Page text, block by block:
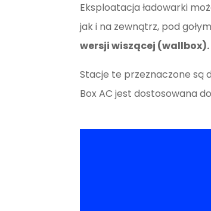
Eksploatacja ładowarki
jak i na zewnątrz, pod
wersji wiszącej (wallbox).
Stacje te przeznaczone są
Box AC jest dostosowana